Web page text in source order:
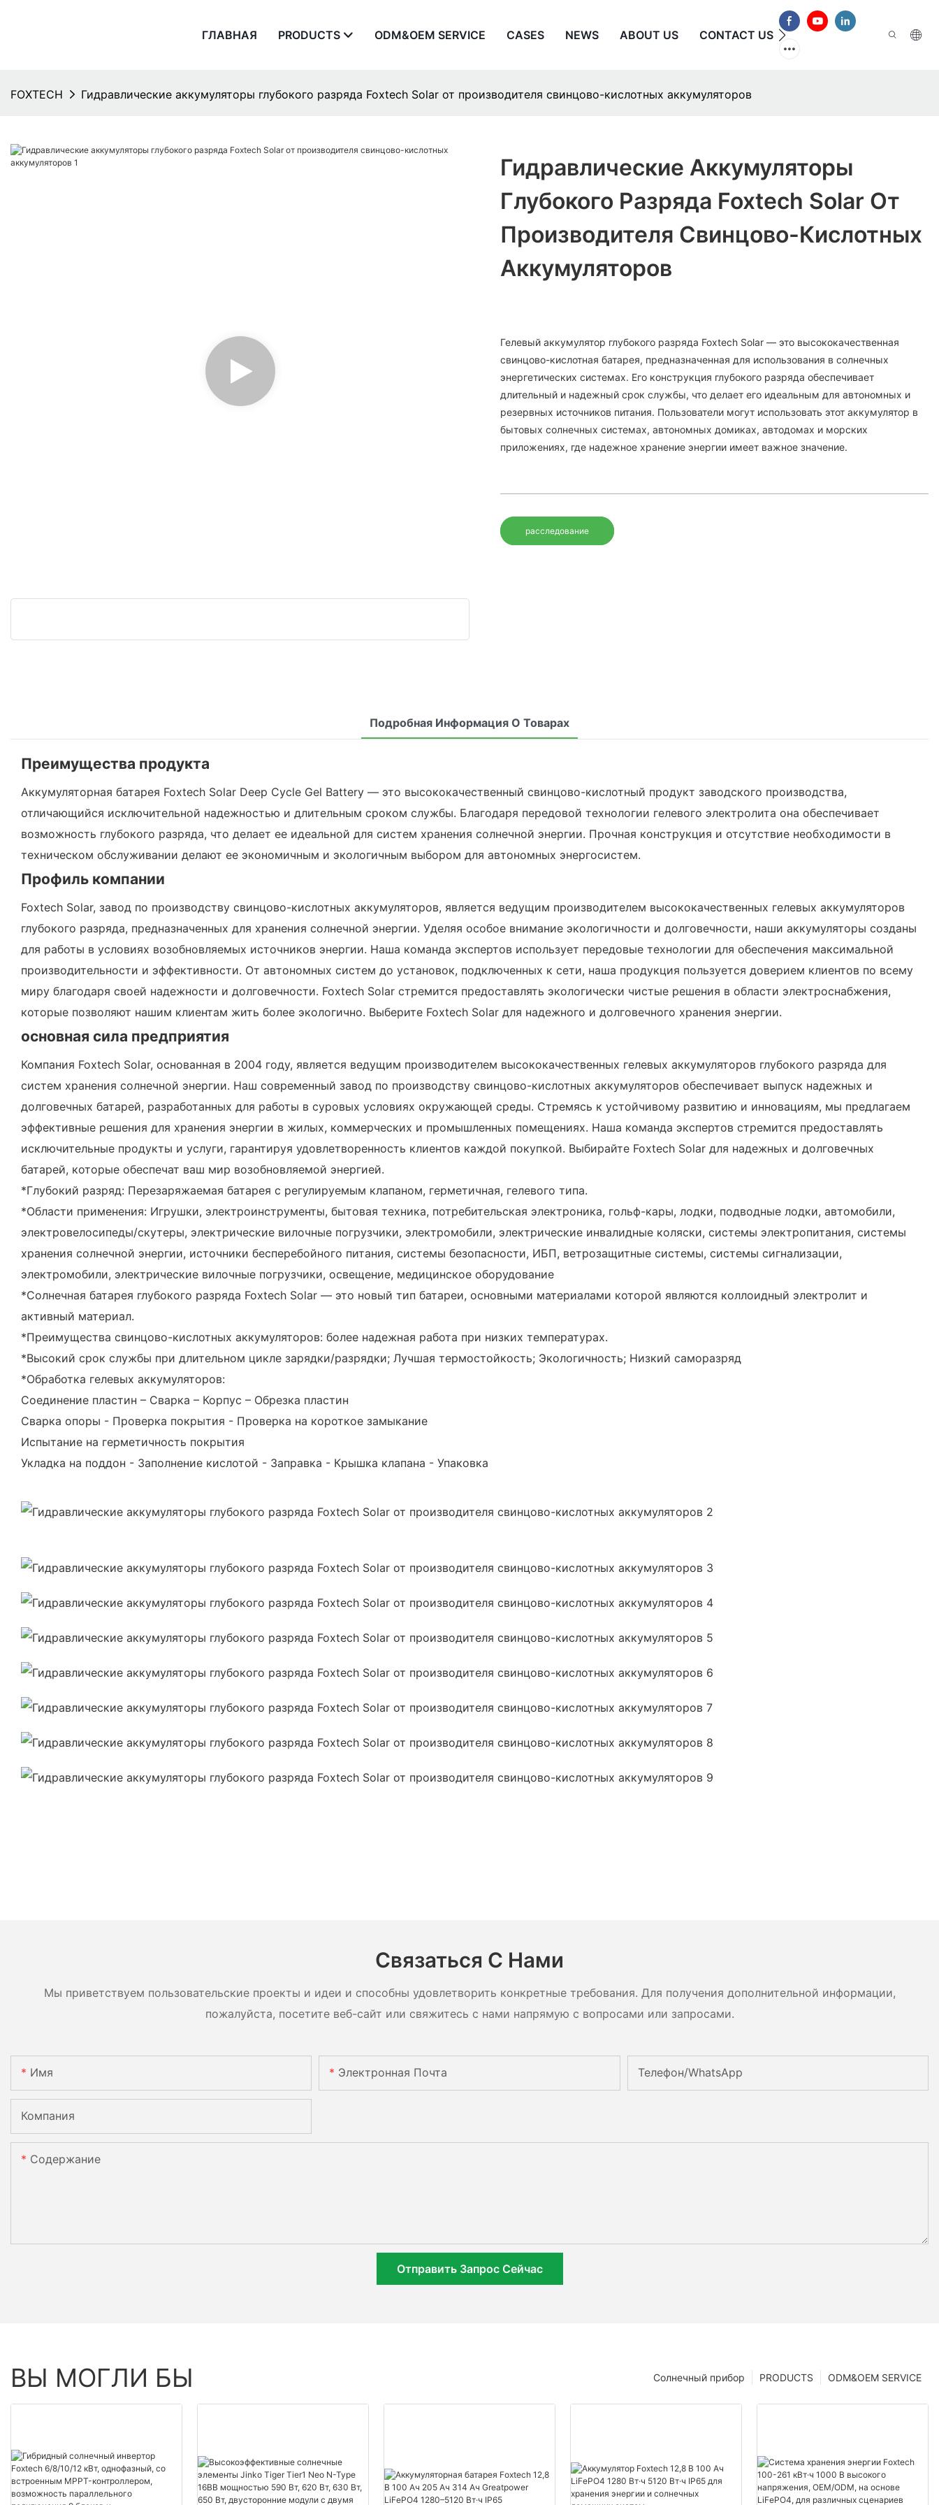
ГЛАВНАЯ PRODUCTS ODM&OEM SERVICE CASES NEWS ABOUT US CONTACT US ЧАСТО ЗАДАВАЕМЫЕ
FOXTECH Гидравлические аккумуляторы глубокого разряда Foxtech Solar от производителя свинцово-кислотных аккумуляторов
Гидравлические Аккумуляторы
Глубокого Разряда Foxtech Solar От
Производителя Свинцово-Кислотных
Аккумуляторов
Гелевый аккумулятор глубокого разряда Foxtech Solar — это высококачественная
свинцово-кислотная батарея, предназначенная для использования в солнечных
энергетических системах. Его конструкция глубокого разряда обеспечивает
длительный и надежный срок службы, что делает его идеальным для автономных и
резервных источников питания. Пользователи могут использовать этот аккумулятор в
бытовых солнечных системах, автономных домиках, автодомах и морских
приложениях, где надежное хранение энергии имеет важное значение.
расследование
Подробная Информация О Товарах
Преимущества продукта
Аккумуляторная батарея Foxtech Solar Deep Cycle Gel Battery — это высококачественный свинцово-кислотный продукт заводского производства,
отличающийся исключительной надежностью и длительным сроком службы. Благодаря передовой технологии гелевого электролита она обеспечивает
возможность глубокого разряда, что делает ее идеальной для систем хранения солнечной энергии. Прочная конструкция и отсутствие необходимости в
техническом обслуживании делают ее экономичным и экологичным выбором для автономных энергосистем.
Профиль компании
Foxtech Solar, завод по производству свинцово-кислотных аккумуляторов, является ведущим производителем высококачественных гелевых аккумуляторов
глубокого разряда, предназначенных для хранения солнечной энергии. Уделяя особое внимание экологичности и долговечности, наши аккумуляторы созданы
для работы в условиях возобновляемых источников энергии. Наша команда экспертов использует передовые технологии для обеспечения максимальной
производительности и эффективности. От автономных систем до установок, подключенных к сети, наша продукция пользуется доверием клиентов по всему
миру благодаря своей надежности и долговечности. Foxtech Solar стремится предоставлять экологически чистые решения в области электроснабжения,
которые позволяют нашим клиентам жить более экологично. Выберите Foxtech Solar для надежного и долговечного хранения энергии.
основная сила предприятия
Компания Foxtech Solar, основанная в 2004 году, является ведущим производителем высококачественных гелевых аккумуляторов глубокого разряда для
систем хранения солнечной энергии. Наш современный завод по производству свинцово-кислотных аккумуляторов обеспечивает выпуск надежных и
долговечных батарей, разработанных для работы в суровых условиях окружающей среды. Стремясь к устойчивому развитию и инновациям, мы предлагаем
эффективные решения для хранения энергии в жилых, коммерческих и промышленных помещениях. Наша команда экспертов стремится предоставлять
исключительные продукты и услуги, гарантируя удовлетворенность клиентов каждой покупкой. Выбирайте Foxtech Solar для надежных и долговечных
батарей, которые обеспечат ваш мир возобновляемой энергией.
*Глубокий разряд: Перезаряжаемая батарея с регулируемым клапаном, герметичная, гелевого типа.
*Области применения: Игрушки, электроинструменты, бытовая техника, потребительская электроника, гольф-кары, лодки, подводные лодки, автомобили,
электровелосипеды/скутеры, электрические вилочные погрузчики, электромобили, электрические инвалидные коляски, системы электропитания, системы
хранения солнечной энергии, источники бесперебойного питания, системы безопасности, ИБП, ветрозащитные системы, системы сигнализации,
электромобили, электрические вилочные погрузчики, освещение, медицинское оборудование
*Солнечная батарея глубокого разряда Foxtech Solar — это новый тип батареи, основными материалами которой являются коллоидный электролит и
активный материал.
*Преимущества свинцово-кислотных аккумуляторов: более надежная работа при низких температурах.
*Высокий срок службы при длительном цикле зарядки/разрядки; Лучшая термостойкость; Экологичность; Низкий саморазряд
*Обработка гелевых аккумуляторов:
Соединение пластин – Сварка – Корпус – Обрезка пластин
Сварка опоры - Проверка покрытия - Проверка на короткое замыкание
Испытание на герметичность покрытия
Укладка на поддон - Заполнение кислотой - Заправка - Крышка клапана - Упаковка
Связаться С Нами
Мы приветствуем пользовательские проекты и идеи и способны удовлетворить конкретные требования. Для получения дополнительной информации,
пожалуйста, посетите веб-сайт или свяжитесь с нами напрямую с вопросами или запросами.
Имя Электронная Почта Телефон/WhatsApp
Компания
Содержание
Отправить Запрос Сейчас
ВЫ МОГЛИ БЫ ODM&OEM SERVICE
PRODUCTS
Солнечный прибор